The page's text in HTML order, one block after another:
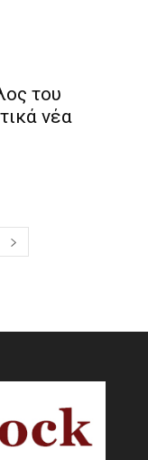
του
νέα